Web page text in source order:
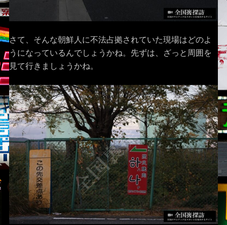
さて、そんな朝鮮人に不法占拠されていた現場はどのよ
うになっているんでしょうかね。先ずは、ざっと周囲を
見て行きましょうかね。